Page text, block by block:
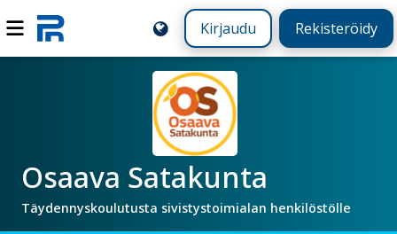
Kirjaudu Rekisteröidy
Osaava Satakunta
Täydennyskoulutusta sivistystoimialan henkilöstölle